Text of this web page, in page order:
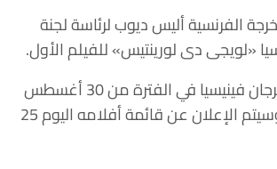
الفرنسية أليس ديوب لرئاسة لجنة
«لويجى دى لورينتيس» للفيلم الأول.
تقام فعاليات مهرجان فينيسيا في الفترة من 30 أغسطس
وحتى 9 سبتمبر، وسيتم الإعلان عن قائمة أفلامه اليوم 25